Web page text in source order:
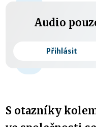
Audio
Přihlásit
S otazníky